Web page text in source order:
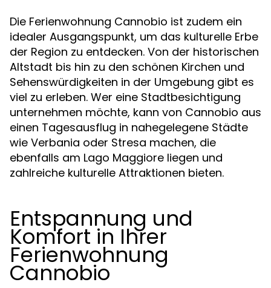
Die Ferienwohnung Cannobio ist zudem ein
idealer Ausgangspunkt, um das kulturelle Erbe
der Region zu entdecken. Von der historischen
Altstadt bis hin zu den schönen Kirchen und
Sehenswürdigkeiten in der Umgebung gibt es
viel zu erleben. Wer eine Stadtbesichtigung
unternehmen möchte, kann von Cannobio aus
einen Tagesausflug in nahegelegene Städte
wie Verbania oder Stresa machen, die
ebenfalls am Lago Maggiore liegen und
zahlreiche kulturelle Attraktionen bieten.
Entspannung und
Komfort in Ihrer
Ferienwohnung
Cannobio